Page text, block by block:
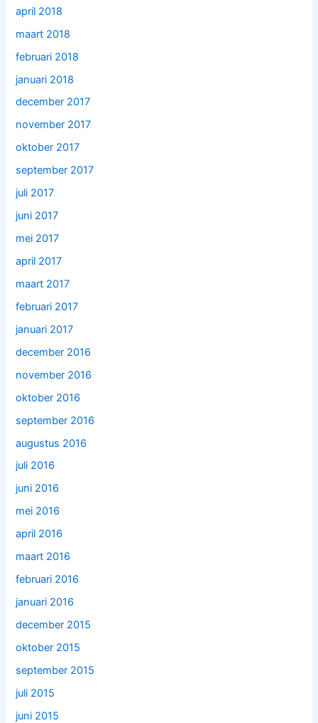
april 2018
maart 2018
februari 2018
januari 2018
december 2017
november 2017
oktober 2017
september 2017
juli 2017
juni 2017
mei 2017
april 2017
maart 2017
februari 2017
januari 2017
december 2016
november 2016
oktober 2016
september 2016
augustus 2016
juli 2016
juni 2016
mei 2016
april 2016
maart 2016
februari 2016
januari 2016
december 2015
oktober 2015
september 2015
juli 2015
juni 2015